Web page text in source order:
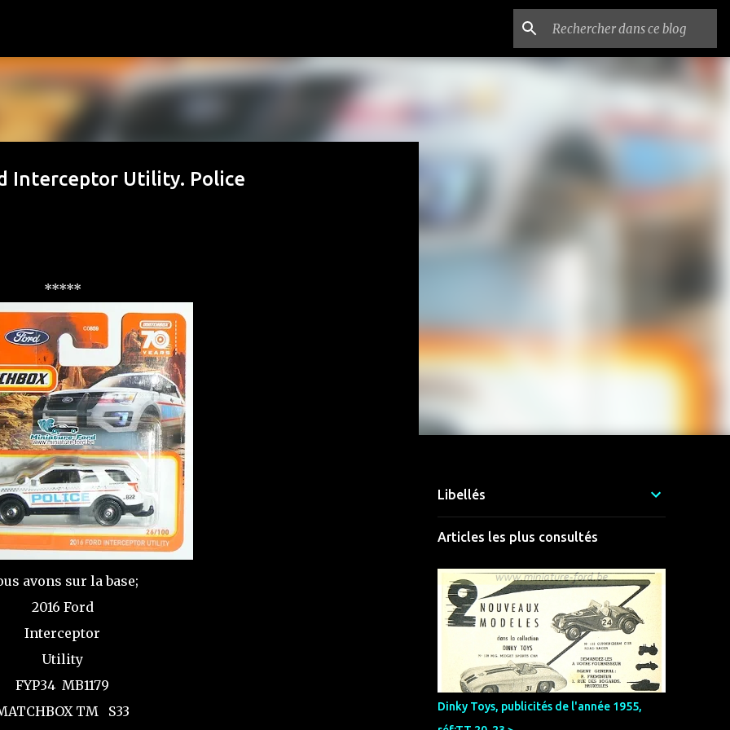
Interceptor Utility. Police
*****
avons sur la base;
2016 Ford
Interceptor
Utility
FYP34 MB1179
TM S33
Libellés
Articles les plus consultés
Dinky Toys, publicités de l'année 1955,